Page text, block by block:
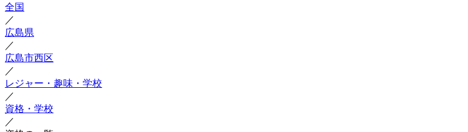
全国
／
広島県
／
広島市西区
／
レジャー・趣味・学校
／
資格・学校
／